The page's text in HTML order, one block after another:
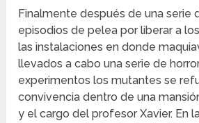
Finalmente después de una serie
episodios de pelea por liberar a
las instalaciones en donde
llevados a cabo una serie de
experimentos los mutantes se
convivencia dentro de una
y el cargo del profesor Xavier. En